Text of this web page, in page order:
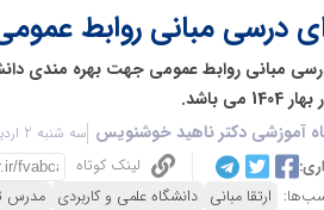
درسی مبانی روابط عمومی در
مبانی روابط عمومی جهت بهره مندی
آموزشی دکتر ناهید خوشنویس سه شنبه 2 اردیبهشت 1404 - 13:37
لینک کوتاه
ارتقا مبانی دانشگاه علمی و کاربردی مدرس